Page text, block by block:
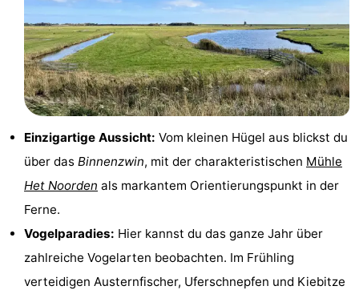
Bosch
en
Zee
De
Vlijt
Hoeve
Holland
Land
Zeezicht
-
Strandhuys
Strandplevier
Campingplätze
Ferienhäuser
Einzigartige Aussicht: Vom kleinen Hügel aus blickst du
über das Binnenzwin, mit der charakteristischen Mühle
Het Noorden als markantem Orientierungspunkt in der
Ferne.
Vogelparadies: Hier kannst du das ganze Jahr über
zahlreiche Vogelarten beobachten. Im Frühling
verteidigen Austernfischer, Uferschnepfen und Kiebitze